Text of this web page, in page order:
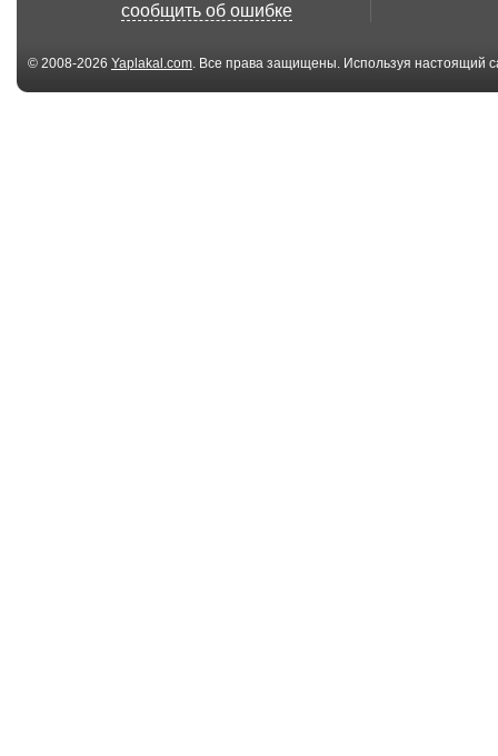
1920x1080 1920x1080
сообщить об ошибке
© 2008-2026 Yaplakal.com. Все права защищены. Используя настоящий